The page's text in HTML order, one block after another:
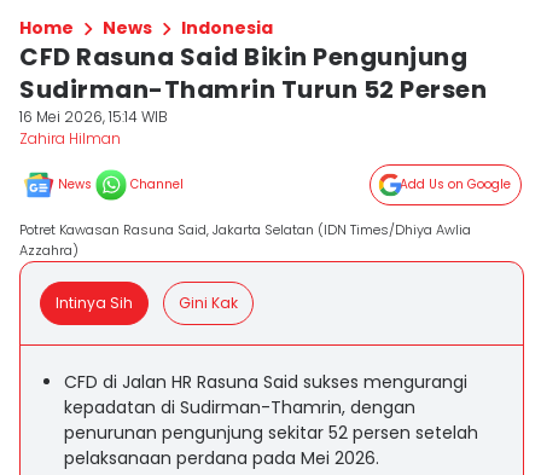
Home News Indonesia
CFD Rasuna Said Bikin Pengunjung
Sudirman-Thamrin Turun 52 Persen
16 Mei 2026, 15:14 WIB
Zahira Hilman
News Channel Add Us on Google
Potret Kawasan Rasuna Said, Jakarta Selatan (IDN Times/Dhiya Awlia
Azzahra)
Intinya Sih Gini Kak
CFD di Jalan HR Rasuna Said sukses mengurangi
kepadatan di Sudirman-Thamrin, dengan
penurunan pengunjung sekitar 52 persen setelah
pelaksanaan perdana pada Mei 2026.